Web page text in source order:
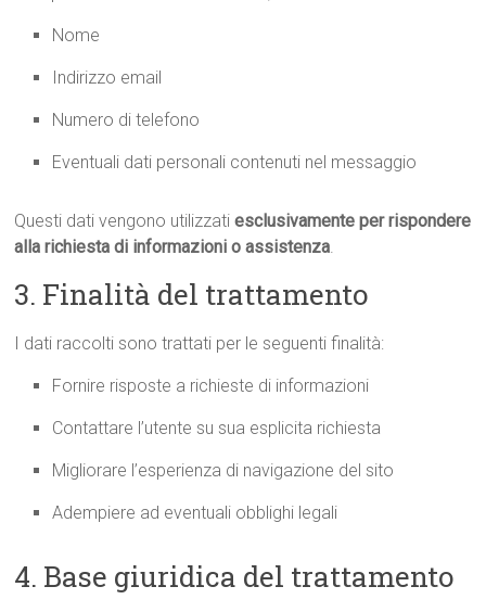
Nome
Indirizzo email
Numero di telefono
Eventuali dati personali contenuti nel messaggio
Questi dati vengono utilizzatiesclusivamente per rispondere
alla richiesta di informazioni o assistenza.
3. Finalità del trattamento
I dati raccolti sono trattati per le seguenti finalità:
Fornire risposte a richieste di informazioni
Contattare l’utente su sua esplicita richiesta
Migliorare l’esperienza di navigazione del sito
Adempiere ad eventuali obblighi legali
4. Base giuridica del trattamento